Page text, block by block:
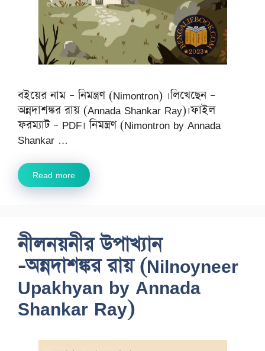
বইয়ের নাম – নিমন্ত্রণ (Nimontron) ।লিখেছেন –
অন্নদাশঙ্কর রায় (Annada Shankar Ray)।ফাইল
ফরম্যাট – PDF। নিমন্ত্রণ (Nimontron by Annada
Shankar …
Read more
নীলনয়নীর উপাখ্যান
-অন্নদাশঙ্কর রায় (Nilnoyneer
Upakhyan by Annada
Shankar Ray)